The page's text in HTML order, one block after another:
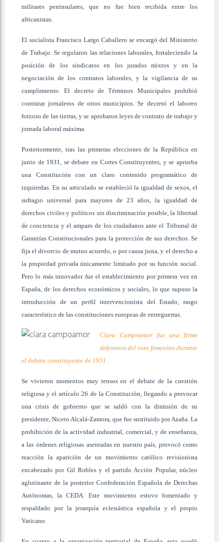
militares peninsulares, que no fue bien recibida entre los
africanistas.
El socialista Francisco Largo Caballero se encargó del Ministerio
de Trabajo. Se regularon las relaciones laborales, fortaleciendo la
posición de los sindicatos en los jurados mixtos y en la
negociación de los contratos laborales, y la vigilancia de su
cumplimiento. El decreto de Términos Municipales prohibió
contratar jornaleros de otros municipios. Se decretó el laboreo
forzoso de las tierras, y se aprobaron leyes de contrato de trabajo y
jornada laboral máxima.
Posteriormente, tras las primeras elecciones de la República en
junio de 1931, se debate en Cortes Constituyentes, y se aprueba
una Constitución con un claro contenido programático de
izquierdas. En su articulado se estableció la igualdad de sexos, el
sufragio universal para mayores de 23 años, la igualdad de
derechos civiles y políticos sin discriminación posible, la libertad
de conciencia y el amparo de los ciudadanos ante el Tribunal de
Garantías Constitucionales para la protección de sus derechos. Se
fija el divorcio de mutuo acuerdo, o por causa justa, y el derecho a
la propiedad privada únicamente limitado por su función social.
Pero lo más innovador fue el establecimiento por primera vez en
España, de los derechos económicos y sociales, lo que supuso la
introducción de un perfil intervencionista del Estado, rasgo
característico de las constituciones europeas de entreguerras.
Clara Campoamor fue una firme
defensora del voto femenino durante
el debate constituyente de 1931.
Se vivieron momentos muy tensos en el debate de la cuestión
religiosa y el artículo 26 de la Constitución, llegando a provocar
una crisis de gobierno que se saldó con la dimisión de su
presidente, Niceto Alcalá-Zamora, que fue sustituido por Azaña. La
prohibición de la actividad industrial, comercial, y de enseñanza,
a las órdenes religiosas asentadas en nuestro país, provocó como
reacción la aparición de un movimiento católico revisionista
encabezado por Gil Robles y el partido Acción Popular, núcleo
aglutinante de la posterior Confederación Española de Derechas
Autónomas, la CEDA. Este movimiento estuvo fomentado y
respaldado por la jerarquía eclesiástica española y el propio
Vaticano.